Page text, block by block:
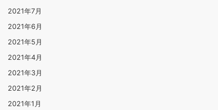
2021年7月
2021年6月
2021年5月
2021年4月
2021年3月
2021年2月
2021年1月